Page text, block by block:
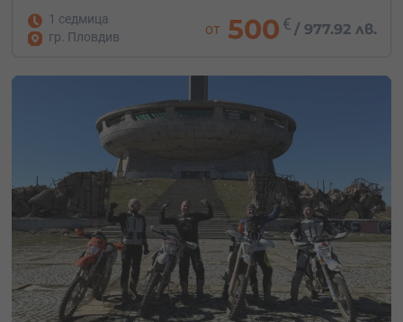
1 седмица
гр. Пловдив
от 500 € /977.92 лв.